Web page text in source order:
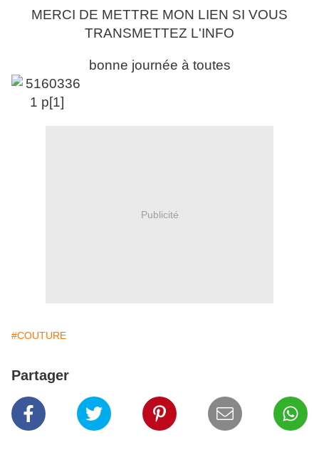
MERCI DE METTRE MON LIEN SI VOUS
TRANSMETTEZ L'INFO
bonne journée à toutes
Publicité
#COUTURE
Partager